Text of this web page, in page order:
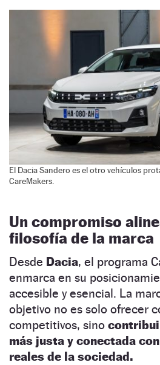
El Dacia Sandero es el otro vehículos
CareMakers.
Un compromiso
filosofía de la marca
Desde Dacia, el programa
enmarca en su
accesible y esencial. La
objetivo no es solo ofrecer
competitivos, sino
más justa y conectada
reales de la sociedad.